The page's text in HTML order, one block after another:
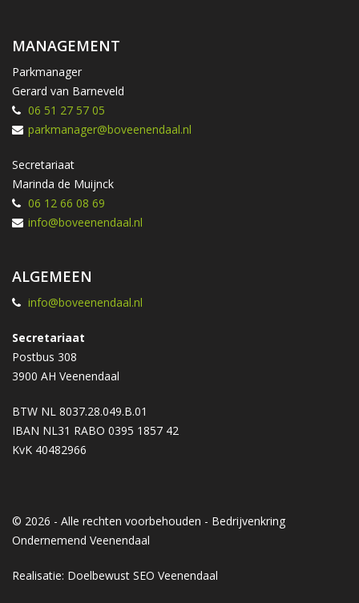
MANAGEMENT
Parkmanager
Gerard van Barneveld
06 51 27 57 05
parkmanager@boveenendaal.nl
Secretariaat
Marinda de Muijnck
06 12 66 08 69
info@boveenendaal.nl
ALGEMEEN
info@boveenendaal.nl
Secretariaat
Postbus 308
3900 AH Veenendaal
BTW NL 8037.28.049.B.01
IBAN NL31 RABO 0395 1857 42
KvK 40482966
© 2026 - Alle rechten voorbehouden - Bedrijvenkring
Ondernemend Veenendaal
Realisatie: Doelbewust SEO Veenendaal